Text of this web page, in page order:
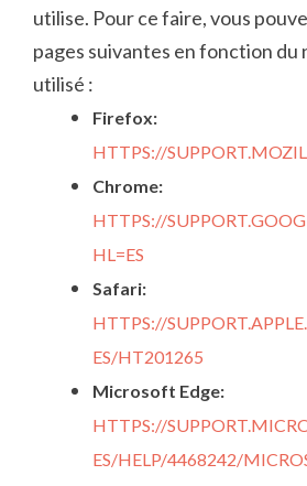
utilise. Pour ce faire, vous
pages suivantes en fonction du
utilisé :
Firefox:
HTTPS://
Chrome:
HTTPS://
HL=ES
Safari:
HTTPS://
ES/HT201265
Microsoft Edge:
HTTPS://
ES/HELP/4468242/